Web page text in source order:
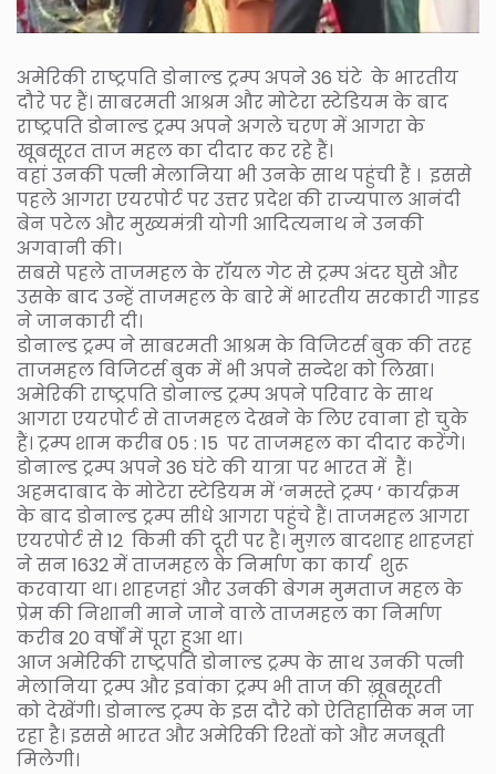
अमेरिकी राष्ट्रपति डोनाल्ड ट्रम्प अपने 36 घंटे के भारतीय
दौरे पर हैं। साबरमती आश्रम और मोटेरा स्टेडियम के बाद
राष्ट्रपति डोनाल्ड ट्रम्प अपने अगले चरण में आगरा के
खूबसूरत ताज महल का दीदार कर रहे हैं।
वहां उनकी पत्नी मेलानिया भी उनके साथ पहुंची हैं । इससे
पहले आगरा एयरपोर्ट पर उत्तर प्रदेश की राज्यपाल आनंदी
बेन पटेल और मुख्यमंत्री योगी आदित्यनाथ ने उनकी
अगवानी की।
सबसे पहले ताजमहल के रॉयल गेट से ट्रम्प अंदर घुसे और
उसके बाद उन्हें ताजमहल के बारे में भारतीय सरकारी गाइड
ने जानकारी दी।
डोनाल्ड ट्रम्प ने साबरमती आश्रम के विजिटर्स बुक की तरह
ताजमहल विजिटर्स बुक में भी अपने सन्देश को लिखा।
अमेरिकी राष्ट्रपति डोनाल्ड ट्रम्प अपने परिवार के साथ
आगरा एयरपोर्ट से ताजमहल देखने के लिए रवाना हो चुके
हैं। ट्रम्प शाम करीब 05 : 15 पर ताजमहल का दीदार करेंगे।
डोनाल्ड ट्रम्प अपने 36 घंटे की यात्रा पर भारत में हैं।
अहमदाबाद के मोटेरा स्टेडियम में ‘नमस्ते ट्रम्प ‘ कार्यक्रम
के बाद डोनाल्ड ट्रम्प सीधे आगरा पहुंचे हैं। ताजमहल आगरा
एयरपोर्ट से 12 किमी की दूरी पर है। मुग़ल बादशाह शाहजहां
ने सन 1632 में ताजमहल के निर्माण का कार्य शुरू
करवाया था। शाहजहां और उनकी बेगम मुमताज महल के
प्रेम की निशानी माने जाने वाले ताजमहल का निर्माण
करीब 20 वर्षों में पूरा हुआ था।
आज अमेरिकी राष्ट्रपति डोनाल्ड ट्रम्प के साथ उनकी पत्नी
मेलानिया ट्रम्प और इवांका ट्रम्प भी ताज की ख़ूबसूरती
को देखेंगी। डोनाल्ड ट्रम्प के इस दौरे को ऐतिहासिक मन जा
रहा है। इससे भारत और अमेरिकी रिश्तों को और मजबूती
मिलेगी।